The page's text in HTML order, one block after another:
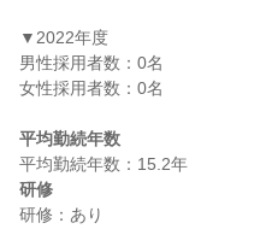
▼2022年度
男性採用者数：0名
女性採用者数：0名
平均勤続年数
研修
研修：あり